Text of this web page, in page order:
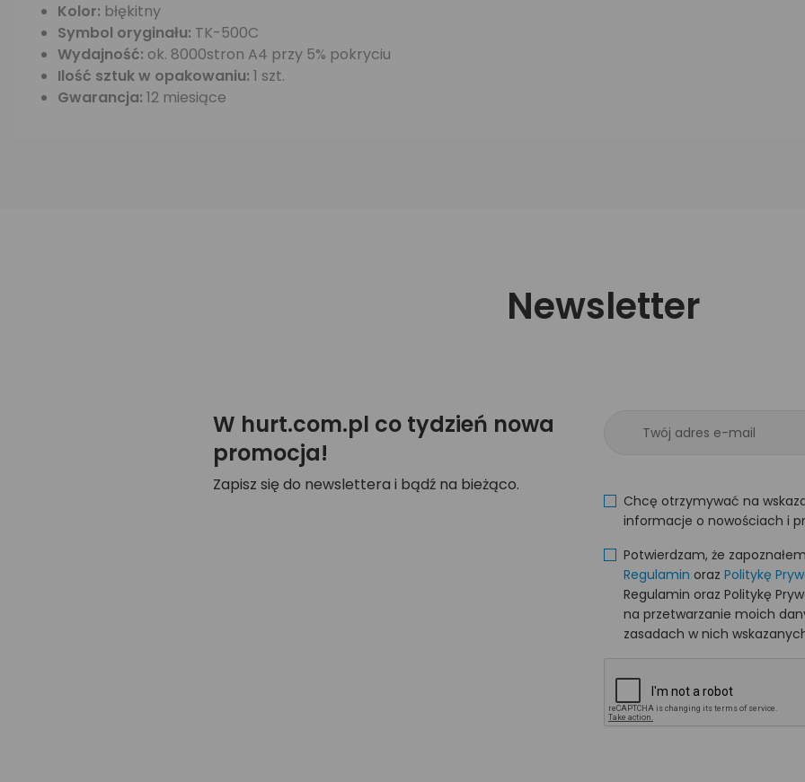
Kolor: błękitny
Symbol oryginału: TK-500C
Wydajność: ok. 8000stron A4 przy 5% pokryciu
Ilość sztuk w opakowaniu: 1 szt.
Gwarancja: 12 miesiące
Newsletter
W hurt.com.pl co tydzień nowa
promocja!
Zapisz się do newslettera i bądź na bieżąco.
Chcę otrzymywać na
informacje o nowościach i
Potwierdzam, że
Regulamin oraz Politykę
Regulamin oraz Politykę
na przetwarzanie moich
zasadach w nich